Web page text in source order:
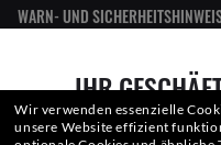
IHR
WARN- UND
SITEMAP
Wir verwenden essenzielle
unsere Website effizient